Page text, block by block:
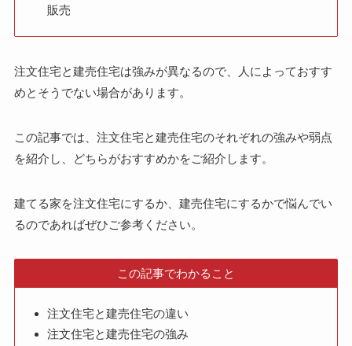
販売
注文住宅と建売住宅は強みが異なるので、人によっておすす
めとそうでない場合があります。
この記事では、注文住宅と建売住宅のそれぞれの強みや弱点
を紹介し、どちらがおすすめかをご紹介します。
建てる家を注文住宅にするか、建売住宅にするかで悩んでい
るのであればぜひご参考ください。
この記事でわかること
注文住宅と建売住宅の違い
注文住宅と建売住宅の強み